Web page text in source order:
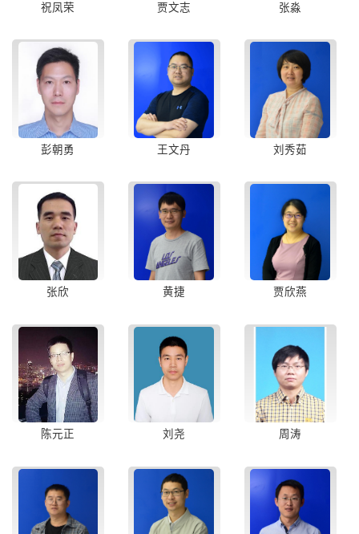
祝凤荣 贾文志 张淼
彭朝勇 王文丹 刘秀茹
张欣 黄捷 贾欣燕
陈元正 刘尧 周涛